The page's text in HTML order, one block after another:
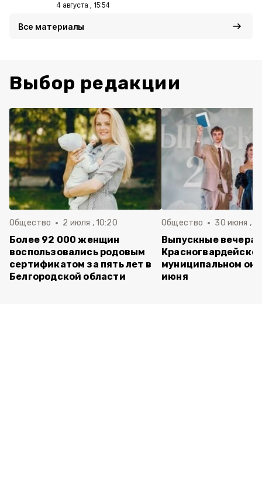
4 августа , 15:54
Все материалы
Выбор редакции
Общество 2 июля , 10:20
Более 92 000 женщин
воспользовались родовым
сертификатом за пять лет в
Белгородской области
Общество 30 июня ,
Выпускные вечера
муниципальном
июня